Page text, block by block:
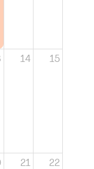
14 15
21 22